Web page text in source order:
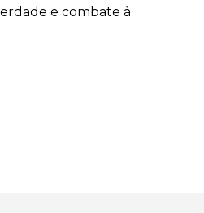
e combate à